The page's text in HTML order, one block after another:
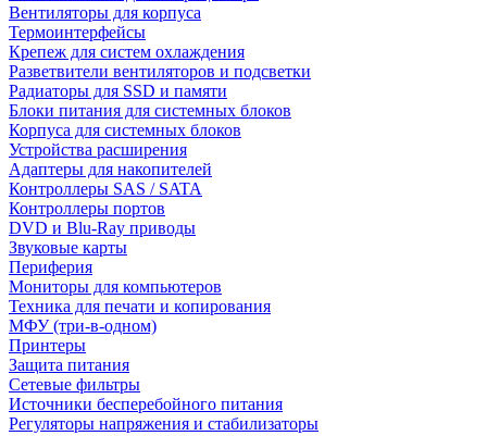
Вентиляторы для корпуса
Термоинтерфейсы
Крепеж для систем охлаждения
Разветвители вентиляторов и подсветки
Радиаторы для SSD и памяти
Блоки питания для системных блоков
Корпуса для системных блоков
Устройства расширения
Адаптеры для накопителей
Контроллеры SAS / SATA
Контроллеры портов
DVD и Blu-Ray приводы
Звуковые карты
Периферия
Мониторы для компьютеров
Техника для печати и копирования
МФУ (три-в-одном)
Принтеры
Защита питания
Сетевые фильтры
Источники бесперебойного питания
Регуляторы напряжения и стабилизаторы